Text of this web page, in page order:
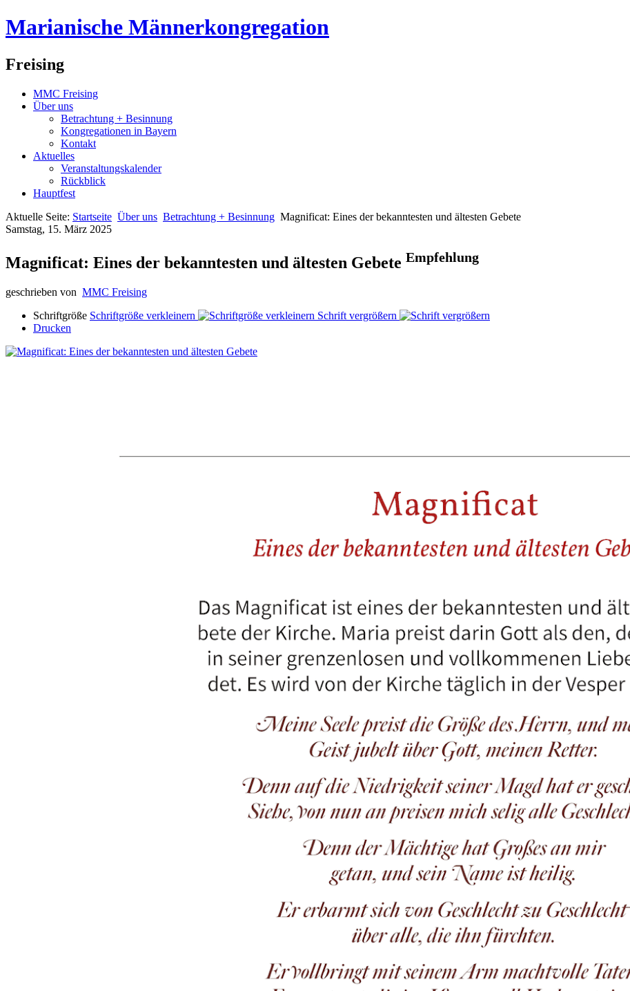
Marianische Männerkongregation
Freising
MMC Freising
Über uns
Betrachtung + Besinnung
Kongregationen in Bayern
Kontakt
Aktuelles
Veranstaltungskalender
Rückblick
Hauptfest
Aktuelle Seite: Startseite Über uns Betrachtung + Besinnung Magnificat: Eines der bekanntesten und ältesten Gebete
Samstag, 15. März 2025
Magnificat: Eines der bekanntesten und ältesten Gebete Empfehlung
geschrieben von MMC Freising
Schriftgröße Schriftgröße verkleinern
Schrift vergrößern
Drucken